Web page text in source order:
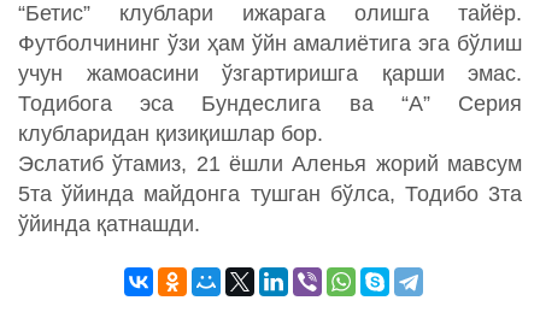
“Бетис” клублари ижарага олишга тайёр.
Футболчининг ўзи ҳам ўйн амалиётига эга бўлиш
учун жамоасини ўзгартиришга қарши эмас.
Тодибога эса Бундеслига ва “А” Серия
клубларидан қизиқишлар бор.
Эслатиб ўтамиз, 21 ёшли Аленья жорий мавсум
5та ўйинда майдонга тушган бўлса, Тодибо 3та
ўйинда қатнашди.